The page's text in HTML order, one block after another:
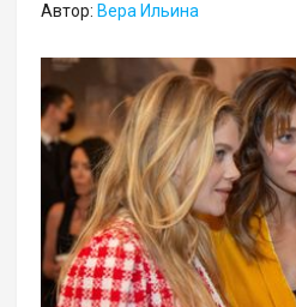
Автор: Вера Ильина